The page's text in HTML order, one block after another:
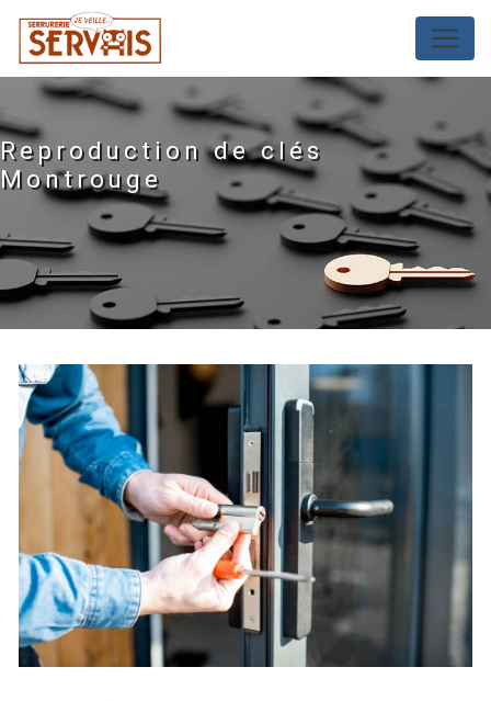
Panneau de gestion des cookies
Reproduction de clés
Montrouge